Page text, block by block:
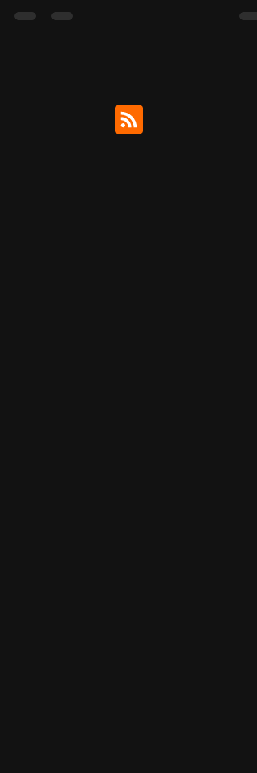
недорогой ридер ONYX BOOX Poke 4 Lite. Модель